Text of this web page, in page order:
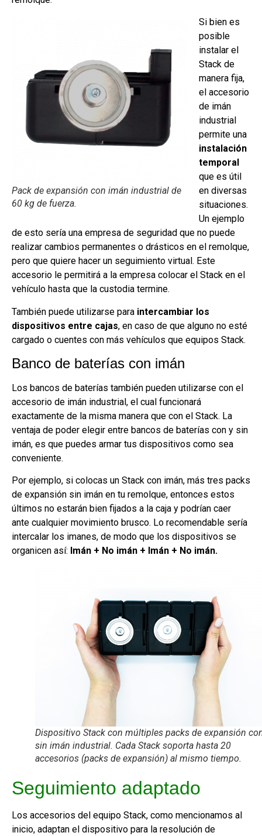
Pack de expansión con imán industrial de
60 kg de fuerza.
Si bien es
posible
instalar el
Stack de
manera fija,
el accesorio
de imán
industrial
permite una
instalación
temporal
que es útil
en diversas
situaciones.
Un ejemplo
de esto sería una empresa de seguridad que no puede
realizar cambios permanentes o drásticos en el remolque,
pero que quiere hacer un seguimiento virtual. Este
accesorio le permitirá a la empresa colocar el Stack en el
vehículo hasta que la custodia termine.
También puede utilizarse para intercambiar los
dispositivos entre cajas, en caso de que alguno no esté
cargado o cuentes con más vehículos que equipos Stack.
Banco de baterías con imán
Los bancos de baterías también pueden utilizarse con el
accesorio de imán industrial, el cual funcionará
exactamente de la misma manera que con el Stack. La
ventaja de poder elegir entre bancos de baterías con y sin
imán, es que puedes armar tus dispositivos como sea
conveniente.
Por ejemplo, si colocas un Stack con imán, más tres packs
de expansión sin imán en tu remolque, entonces estos
últimos no estarán bien fijados a la caja y podrían caer
ante cualquier movimiento brusco. Lo recomendable sería
intercalar los imanes, de modo que los dispositivos se
organicen así: Imán + No imán + Imán + No imán.
Dispositivo Stack con múltiples packs de expansión
sin imán industrial. Cada Stack soporta hasta 20
accesorios (packs de expansión) al mismo tiempo.
Seguimiento adaptado
Los accesorios del equipo Stack, como mencionamos al
inicio, adaptan el dispositivo para la resolución de